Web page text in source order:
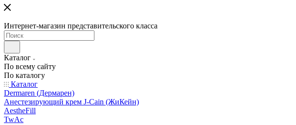
Интернет-магазин представительского класса
Каталог
По всему сайту
По каталогу
Каталог
Dermaren (Дермарен)
Анестезирующий крем J-Cain (ЖиКейн)
AestheFill
TwAc